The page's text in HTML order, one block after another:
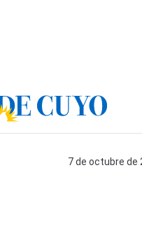
7 de octubre de